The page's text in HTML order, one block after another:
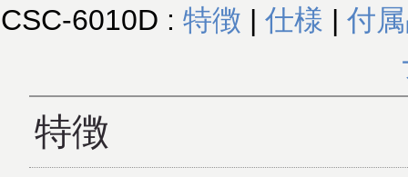
CSC-6010D : 特徴 | 仕様 | 付
特徴